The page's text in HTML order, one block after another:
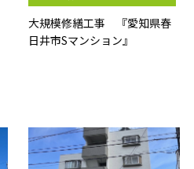
大規模修繕工事 『愛知県春
日井市Sマンション』